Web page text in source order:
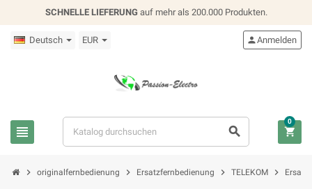
SCHNELLE LIEFERUNG auf mehr als 200.000 Produkten.
Deutsch EUR
 
Anmelden

0
 originalfernbedienung  Ersatzfernbedienung  TELEKOM 